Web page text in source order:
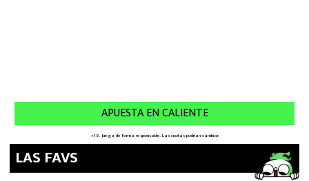
LAS FAVS